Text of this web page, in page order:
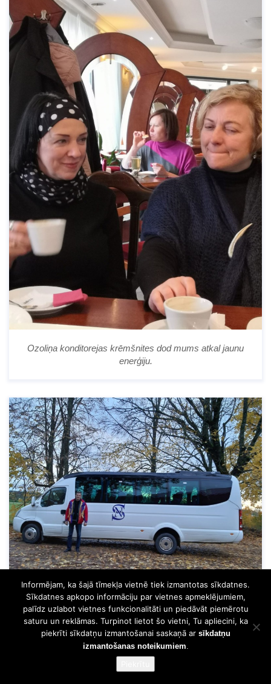
Ozoliņa konditorejas krēmšnites dod mums atkal jaunu
enerģiju.
Mūsu "iejūgtā pelēcīte" un Oļegs.
Informējam, ka šajā tīmekļa vietnē tiek izmantotas sīkdatnes.
Sīkdatnes apkopo informāciju par vietnes apmeklējumiem,
palīdz uzlabot vietnes funkcionalitāti un piedāvāt piemērotu
saturu un reklāmas. Turpinot lietot šo vietni, Tu apliecini, ka
piekrīti sīkdatņu izmantošanai saskaņā ar sīkdatņu
izmantošanas noteikumiem.